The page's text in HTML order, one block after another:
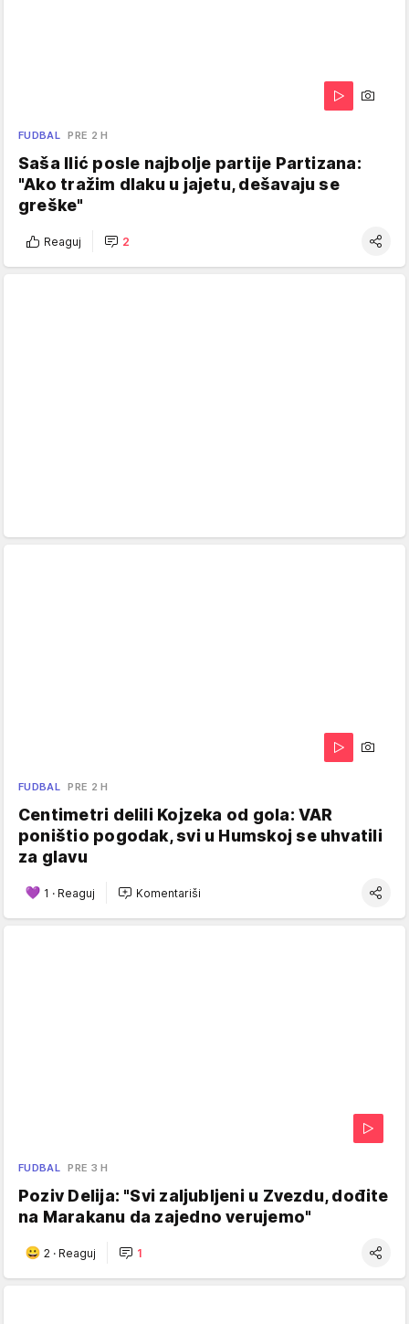
FUDBAL PRE 2 H
Saša Ilić posle najbolje partije Partizana:
"Ako tražim dlaku u jajetu, dešavaju se
greške"
Reaguj 2
FUDBAL PRE 2 H
Centimetri delili Kojzeka od gola: VAR
poništio pogodak, svi u Humskoj se uhvatili
za glavu
1 · Reaguj Komentariši
FUDBAL PRE 3 H
Poziv Delija: "Svi zaljubljeni u Zvezdu, dođite
na Marakanu da zajedno verujemo"
2 · Reaguj 1